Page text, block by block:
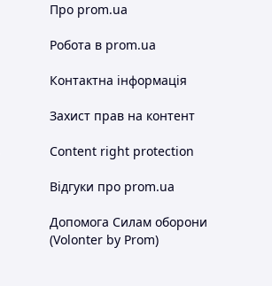
Про prom.ua
Робота в prom.ua
Контактна інформація
Захист прав на контент
Content right protection
Відгуки про prom.ua
Допомога Силам оборони
(Volonter by Prom)